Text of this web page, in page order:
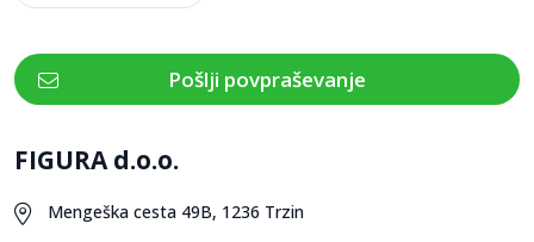
Pošlji povpraševanje
FIGURA d.o.o.
Mengeška cesta 49B, 1236 Trzin